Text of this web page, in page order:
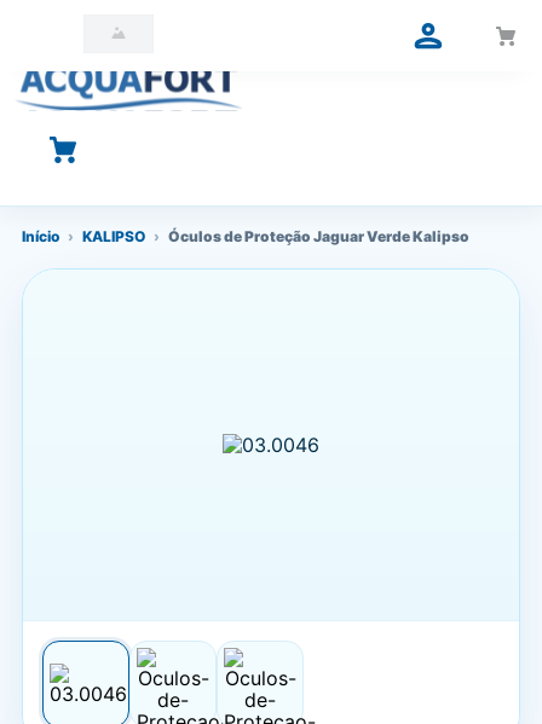
O que você está procurando?
Início › KALIPSO › Óculos de Proteção Jaguar Verde Kalipso